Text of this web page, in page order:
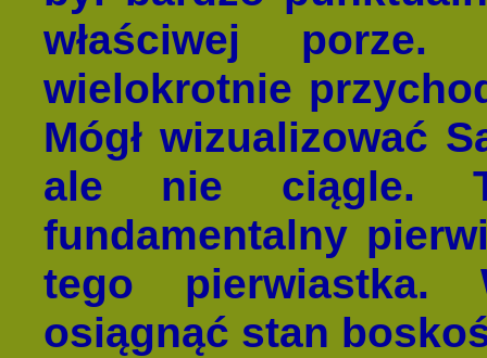
właściwej
wielokrotnie
Mógł wizualizować
ale nie ciągle.
fundamentalny
tego pierwiastka.
osiągnąć stan